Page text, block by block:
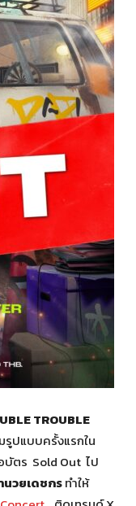
TROUBLE
ปแบบครั้งแรกใน
บัตร Sold Out ไป
วยเดชกรทำให้